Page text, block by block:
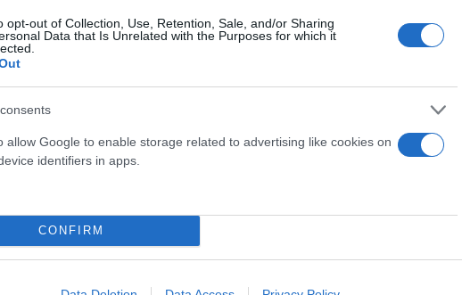
opt-out of Collection, Use, Retention, Sale, and/or Sharing
Data that Is Unrelated with the Purposes for which it
allow Google to enable storage related to advertising like cookies on
identifiers in apps.
CONFIRM
«Ονειρικό
Scenario) με τον
Δίαιτες εξπρές για να προλάβουμε
Χριστούγεννα